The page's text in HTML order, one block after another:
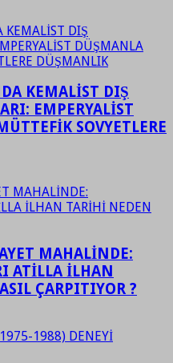
KEMALİST DIŞ
EMPERYALİST
SOVYETLERE
MAHALİNDE:
ATİLLA İLHAN
ÇARPITIYOR ?